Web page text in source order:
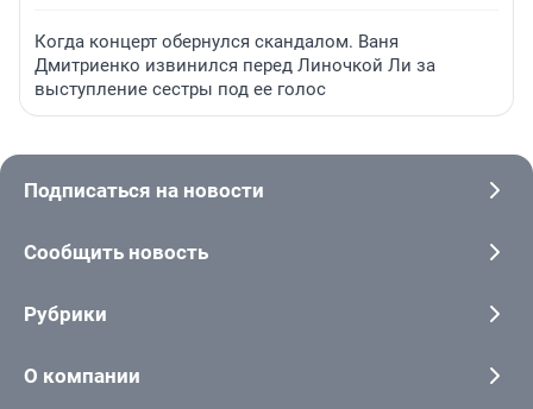
Когда концерт обернулся скандалом. Ваня
Дмитриенко извинился перед Линочкой Ли за
выступление сестры под ее голос
Подписаться на новости
Сообщить новость
Рубрики
О компании